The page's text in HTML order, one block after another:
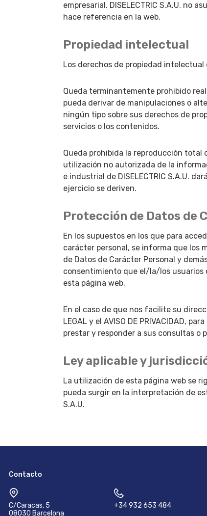
empresarial. DISELECTRIC S.A.U. no
hace referencia en la web.
Propiedad intelectual
Los derechos de propiedad intelectual
Queda terminantemente prohibido
pueda derivar de manipulaciones o
ningún tipo sobre sus derechos de
servicios o los contenidos.
Queda prohibida la reproducción total
utilización no autorizada de la
e industrial de DISELECTRIC S.A.U.
ejercicio se deriven.
Protección de Datos de
En los supuestos en los que para
carácter personal, se informa que los
de Datos de Carácter Personal y
consentimiento que el/la/los usuarios
esta página web.
En el caso de que nos facilite su
LEGAL y el AVISO DE PRIVACIDAD,
prestar y responder a sus consultas o
Ley aplicable y
La utilización de esta página web se
pueda surgir en la interpretación de
S.A.U.
Contacto
C/Caracas, 5
08030 Barcelona
+34 932 653 484